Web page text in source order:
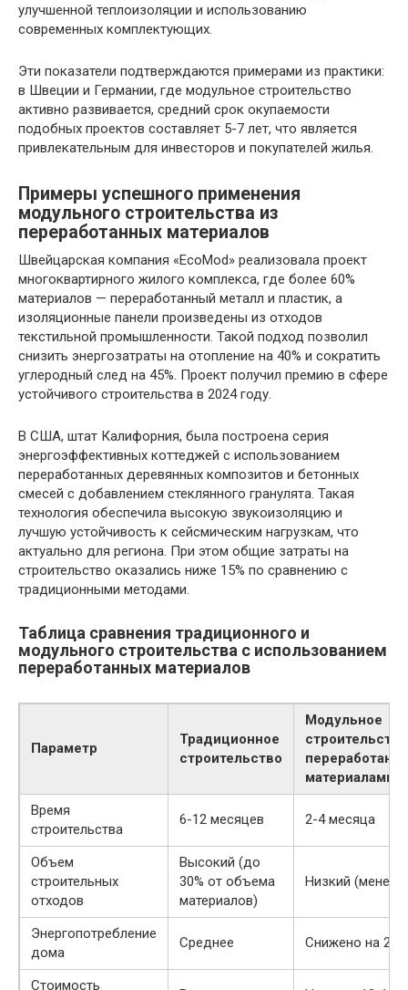
улучшенной теплоизоляции и использованию
современных комплектующих.
Эти показатели подтверждаются примерами из практики:
в Швеции и Германии, где модульное строительство
активно развивается, средний срок окупаемости
подобных проектов составляет 5-7 лет, что является
привлекательным для инвесторов и покупателей жилья.
Примеры успешного применения
модульного строительства из
переработанных материалов
Швейцарская компания «EcoMod» реализовала проект
многоквартирного жилого комплекса, где более 60%
материалов — переработанный металл и пластик, а
изоляционные панели произведены из отходов
текстильной промышленности. Такой подход позволил
снизить энергозатраты на отопление на 40% и сократить
углеродный след на 45%. Проект получил премию в сфере
устойчивого строительства в 2024 году.
В США, штат Калифорния, была построена серия
энергоэффективных коттеджей с использованием
переработанных деревянных композитов и бетонных
смесей с добавлением стеклянного гранулята. Такая
технология обеспечила высокую звукоизоляцию и
лучшую устойчивость к сейсмическим нагрузкам, что
актуально для региона. При этом общие затраты на
строительство оказались ниже 15% по сравнению с
традиционными методами.
Таблица сравнения традиционного и
модульного строительства с использованием
переработанных материалов
Параметр
Традиционное
строительство
Модульное
материалами
Время
строительства
6-12 месяцев 2-4 месяца
Объем
строительных
отходов
Высокий (до
30% от объема
материалов)
Низкий (менее
Энергопотребление
дома
Среднее Снижено на 25-
Стоимость